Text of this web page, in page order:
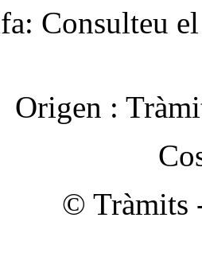
Consulteu
Origen :
© Tràmits